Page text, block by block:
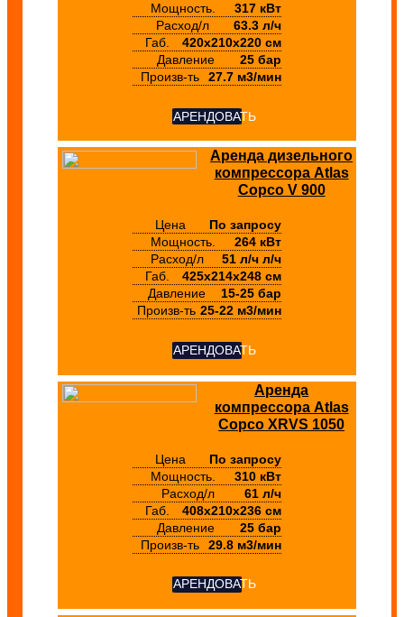
Мощность.
317 кВт
Расход/л
63.3 л/ч
Габ.
420х210х220 см
Давление
25 бар
Произв-ть
27.7 м3/мин
АРЕНДОВАТЬ
Аренда дизельного
компрессора Atlas
Copco V 900
Цена
По запросу
Мощность.
264 кВт
Расход/л
51 л/ч л/ч
Габ.
425х214х248 см
Давление
15-25 бар
Произв-ть 25-22 м3/мин
АРЕНДОВАТЬ
Аренда
компрессора Atlas
Copco XRVS 1050
Цена
По запросу
Мощность.
310 кВт
Расход/л
61 л/ч
Габ.
408х210х236 см
Давление
25 бар
Произв-ть
29.8 м3/мин
АРЕНДОВАТЬ